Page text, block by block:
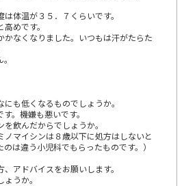
体温が３５．７くらいです。
めです。
かなくなりました。いつもは汗がたらた
も低くなるものでしょうか。
。機嫌も悪いです。
飲んだからでしょうか。
ノマイシンは８歳以下に処方はしないと
は違う小児科でもらったものです。）
アドバイスをお願いします。
うか。